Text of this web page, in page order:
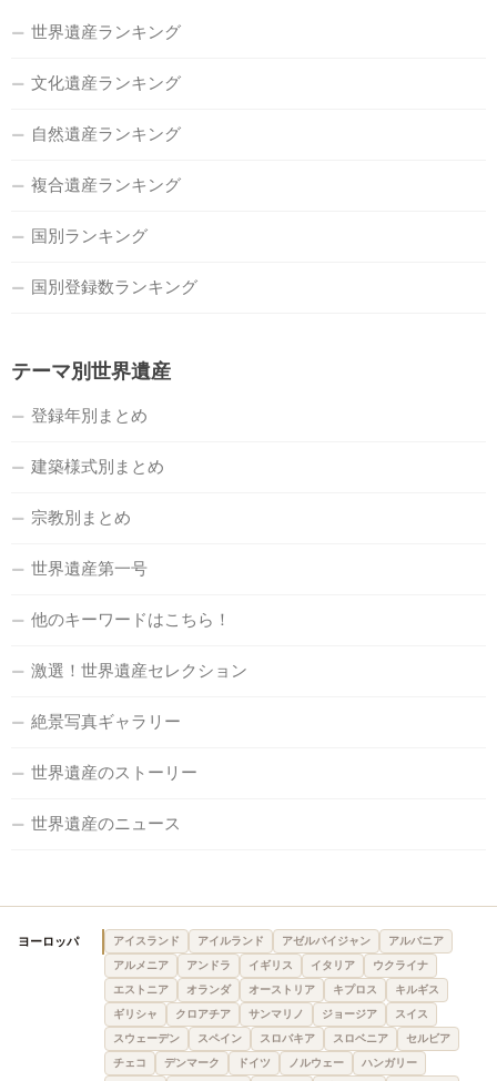
世界遺産ランキング
文化遺産ランキング
自然遺産ランキング
複合遺産ランキング
国別ランキング
国別登録数ランキング
テーマ別世界遺産
登録年別まとめ
建築様式別まとめ
宗教別まとめ
世界遺産第一号
他のキーワードはこちら！
激選！世界遺産セレクション
絶景写真ギャラリー
世界遺産のストーリー
世界遺産のニュース
ヨーロッパ アイスランド アイルランド アゼルバイジャン
アルバニア
アルメニア
アンドラ イギリス イタリア
ウクライナ
エストニア
オランダ オーストリア キプロス
キルギス
ギリシャ
クロアチア サンマリノ ジョージア
スイス
スウェーデン
スペイン スロバキア スロベニア
セルビア
チェコ
デンマーク ドイツ ノルウェー
ハンガリー